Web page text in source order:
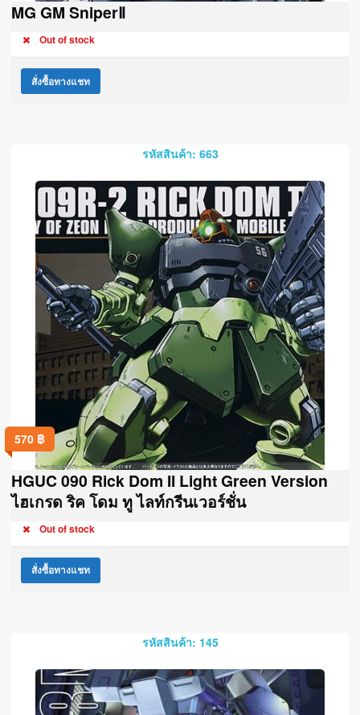
MG GM SniperⅡ
Out of stock
สั่งซื้อทางแชท
รหัสสินค้า: 663
570 ฿
HGUC 090 Rick Dom II Light Green Version
ไฮเกรด ริค โดม ทู ไลท์กรีนเวอร์ชั่น
Out of stock
สั่งซื้อทางแชท
รหัสสินค้า: 145